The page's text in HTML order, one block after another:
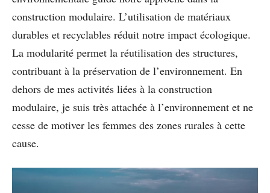
construction modulaire. L’utilisation de matériaux
durables et recyclables réduit notre impact écologique.
La modularité permet la réutilisation des structures,
contribuant à la préservation de l’environnement. En
dehors de mes activités liées à la construction
modulaire, je suis très attachée à l’environnement et ne
cesse de motiver les femmes des zones rurales à cette
cause.